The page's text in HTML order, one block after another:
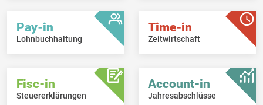
Pay-in
Lohnbuchhaltung
Time-in
Zeitwirtschaft
Fisc-in
Steuererklärungen
Account-in
Jahresabschlüsse